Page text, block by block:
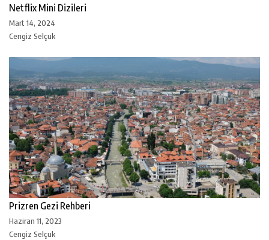
Netflix Mini Dizileri
Mart 14, 2024
Cengiz Selçuk
Prizren Gezi Rehberi
Haziran 11, 2023
Cengiz Selçuk